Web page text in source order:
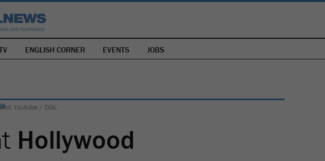
NAVIGATION
ÜBERSPRINGEN
ENGLISH CORNER EVENTS JOBS
Youtube / DGL
Hollywood